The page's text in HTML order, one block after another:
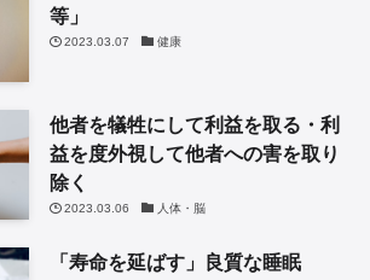
等」
2023.03.07 健康
他者を犠牲にして利益を取る・利
益を度外視して他者への害を取り
除く
2023.03.06 人体・脳
「寿命を延ばす」良質な睡眠